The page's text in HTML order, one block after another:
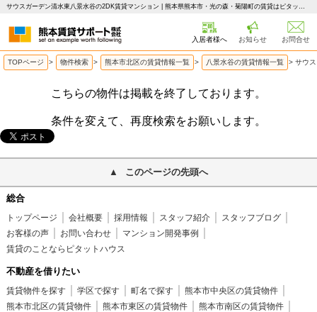
サウスガーデン清水東八景水谷の2DK賃貸マンション | 熊本県熊本市・光の森・菊陽町の賃貸はピタットハウス 熊本賃貸サポート
入居者様へ お知らせ お問合せ
TOPページ > 物件検索 > 熊本市北区の賃貸情報一覧 > 八景水谷の賃貸情報一覧 > サウ
こちらの物件は掲載を終了しております。
条件を変えて、再度検索をお願いします。
このページの先頭へ
総合
トップページ 会社概要 採用情報 スタッフ紹介
スタッフブログ
お客様の声
お問い合わせ
マンション開発事例
賃貸のことならピタットハウス
不動産を借りたい
賃貸物件を探す 学区で探す 町名で探す
熊本市中央区の賃貸物件
熊本市北区の賃貸物件
熊本市東区の賃貸物件
熊本市南区の賃貸物件